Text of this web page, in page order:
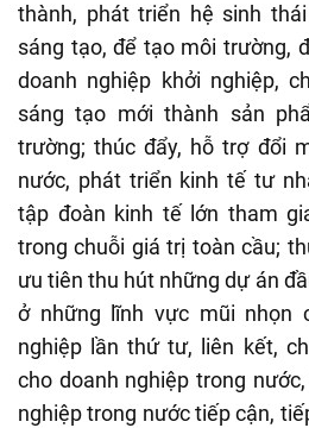
thành, phát triển hệ sinh
sáng tạo, để tạo môi trường,
doanh nghiệp khởi nghiệp,
sáng tạo mới thành sản
trường; thúc đẩy, hỗ trợ đổi
nước, phát triển kinh tế tư
tập đoàn kinh tế lớn tham
trong chuỗi giá trị toàn cầu;
ưu tiên thu hút những dự án
ở những lĩnh vực mũi nhọn
nghiệp lần thứ tư, liên kết,
cho doanh nghiệp trong
nghiệp trong nước tiếp cận,